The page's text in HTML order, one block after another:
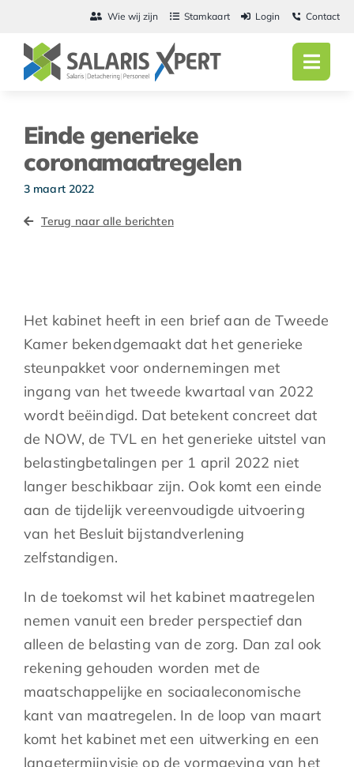
inhoud
Wie wij zijn Stamkaart Login Contact
Actueel
Einde generieke
coronamaatregelen
3 maart 2022
Terug naar alle berichten
Het kabinet heeft in een brief aan de Tweede
Kamer bekendgemaakt dat het generieke
steunpakket voor ondernemingen met
ingang van het tweede kwartaal van 2022
wordt beëindigd. Dat betekent concreet dat
de NOW, de TVL en het generieke uitstel van
belastingbetalingen per 1 april 2022 niet
langer beschikbaar zijn. Ook komt een einde
aan de tijdelijk vereenvoudigde uitvoering
van het Besluit bijstandverlening
zelfstandigen.
In de toekomst wil het kabinet maatregelen
nemen vanuit een breder perspectief dan
alleen de belasting van de zorg. Dan zal ook
rekening gehouden worden met de
maatschappelijke en sociaaleconomische
kant van maatregelen. In de loop van maart
komt het kabinet met een uitwerking en een
langetermijnvisie op de vormgeving van het